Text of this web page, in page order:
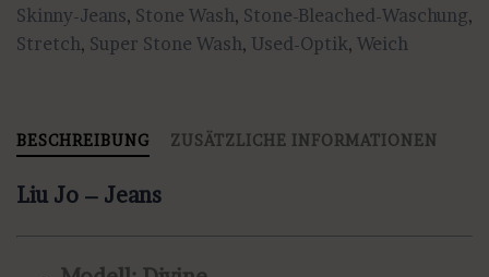
Skinny-Jeans, Stone Wash, Stone-Bleached-Waschung,
Stretch, Super Stone Wash, Used-Optik, Weich
BESCHREIBUNG ZUSÄTZLICHE INFORMATIONEN
Liu Jo – Jeans